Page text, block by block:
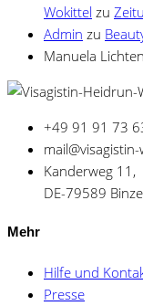
Wokittel zu
Admin zu
Manuela
+49 91 91 73
Kanderweg 11,
DE-79589
Mehr
Hilfe und
Presse